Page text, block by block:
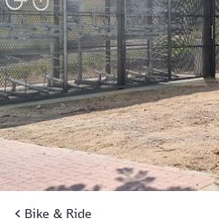
Bike & Ride